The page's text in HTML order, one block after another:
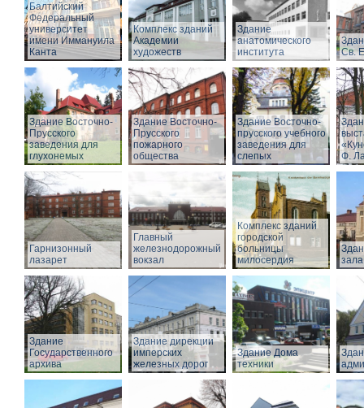
Балтийский
Федеральный
университет
имени Иммануила
Канта
Комплекс зданий
Академии
художеств
Здание
анатомического
института
Св.
Здание Восточно-
Прусского
заведения для
глухонемых
Здание Восточно-
Прусского
пожарного
общества
Здание Восточно-
прусского учебного
заведения для
слепых
Ф.
Гарнизонный
лазарет
Главный
железнодорожный
вокзал
Комплекс зданий
городской
больницы
милосердия
зала
Здание
Государственного
архива
Здание дирекции
имперских
железных дорог
Здание Дома
техники